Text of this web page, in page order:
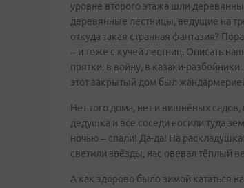
уровне второго этажа шли
деревянные лестницы, ведущие на
откуда такая странная фантазия?
– и тоже с кучей лестниц. Описать
прятки, в войну, в казаки-
этот закрытый дом был
Нет того дома, нет и вишнёвых
дедушка и все соседи носили туда
ночью – спали! Да-да! На
светили звёзды, нас овевал тёплый
А как здорово было зимой кататься